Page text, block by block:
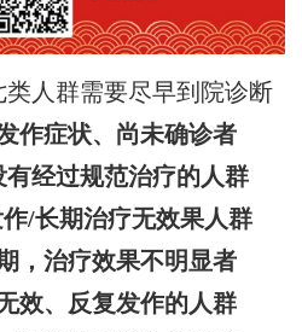
人群需要尽早到院诊断
作症状、尚未确诊者
经过规范治疗的人群
/长期治疗无效果人群
，治疗效果不明显者
效、反复发作的人群